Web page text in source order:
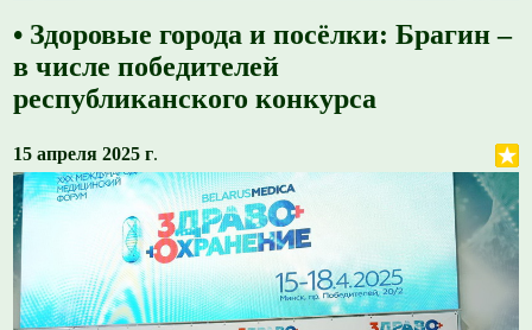
• Здоровые города и посёлки: Брагин –
в числе победителей
республиканского конкурса
15 апреля 2025 г.